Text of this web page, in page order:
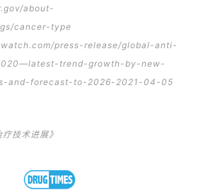
about-
cancer-type
press-release/global-anti-
trend-growth-by-new-
and-forecast-to-2026-2021-04-05
技术进展》